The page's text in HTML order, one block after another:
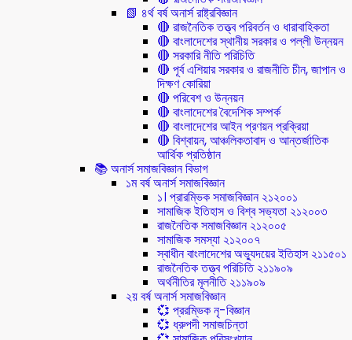
📗 ৪র্থ বর্ষ অনার্স রাষ্ট্রবিজ্ঞান
🔴 রাজনৈতিক তত্ত্ব পরিবর্তন ও ধারাবাহিকতা
🔴 বাংলাদেশের স্থানীয় সরকার ও পল্লী উন্নয়ন
🔴 সরকারি নীতি পরিচিতি
🔴 পূর্ব এশিয়ার সরকার ও রাজনীতি চীন, জাপান ও
দিক্ষণ কোরিয়া
🔴 পরিবেশ ও উন্নয়ন
🔴 বাংলাদেশের বৈদেশিক সম্পর্ক
🔴 বাংলাদেশের আইন প্রণয়ন প্রক্রিয়া
🔴 বিশ্বায়ন, আঞ্চলিকতাবাদ ও আন্তর্জাতিক
আর্থিক প্রতিষ্ঠান
📚 অনার্স সমাজবিজ্ঞান বিভাগ
১ম বর্ষ অনার্স সমাজবিজ্ঞান
১। প্রারম্ভিক সমাজবিজ্ঞান ২১২০০১
সামাজিক ইতিহাস ও বিশ্ব সভ্যতা ২১২০০৩
রাজনৈতিক সমাজবিজ্ঞান ২১২০০৫
সামাজিক সমস্যা ২১২০০৭
স্বাধীন বাংলাদেশের অভ্যুদয়ের ইতিহাস ২১১৫০১
রাজনৈতিক তত্ত্ব পরিচিতি ২১১৯০৯
অর্থনীতির মূলনীতি ২১১৯০৯
২য় বর্ষ অনার্স সমাজবিজ্ঞান
💞 প্ররম্ভিক নৃ-বিজ্ঞান
💞 ধ্রুপদী সমাজচিন্তা